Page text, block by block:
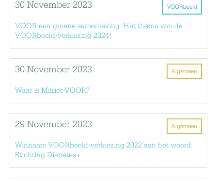
VOORbeeld
30 November 2023
VOOR een groene samenleving. Het thema van de
VOORbeeld-verkiezing 2024!
Algemeen
30 November 2023
Waar is Mariët VOOR?
Algemeen
29 November 2023
Winnaars VOORbeeld-verkiezing 2022 aan het woord:
Stichting Diabetes+